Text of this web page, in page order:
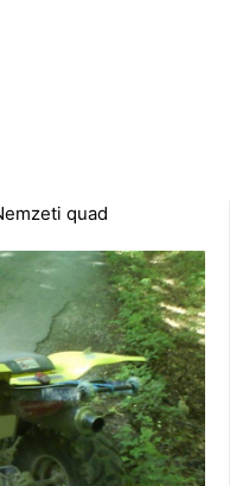
quad